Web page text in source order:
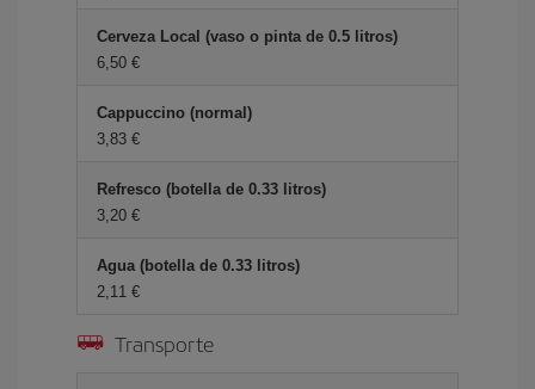
Cerveza Local (vaso o pinta de 0.5 litros)
6,50 €
Cappuccino (normal)
3,83 €
Refresco (botella de 0.33 litros)
3,20 €
Agua (botella de 0.33 litros)
2,11 €
Transporte